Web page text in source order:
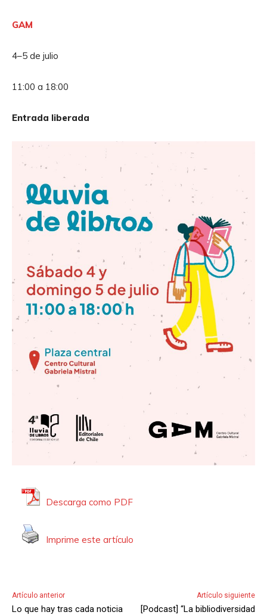
GAM
4–5 de julio
11:00 a 18:00
Entrada liberada
Descarga como PDF
Imprime este artículo
Artículo anterior
Lo que hay tras cada noticia
Artículo siguiente
[Podcast] “La bibliodiversidad